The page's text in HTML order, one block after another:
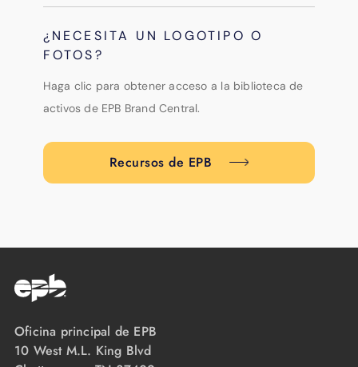
¿NECESITA UN LOGOTIPO O
FOTOS?
Haga clic para obtener acceso a la biblioteca de
activos de EPB Brand Central.
Recursos de EPB
Oficina principal de EPB
10 West M.L. King Blvd